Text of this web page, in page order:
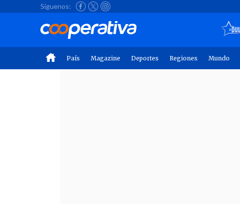
Síguenos:
País Magazine Deportes Regiones Mundo